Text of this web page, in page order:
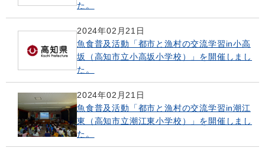
た。
2024年02月21日
魚食普及活動「都市と漁村の交流学習in小高
坂（高知市立小高坂小学校）」を開催しまし
た。
2024年02月21日
魚食普及活動「都市と漁村の交流学習in潮江
東（高知市立潮江東小学校）」を開催しまし
た。